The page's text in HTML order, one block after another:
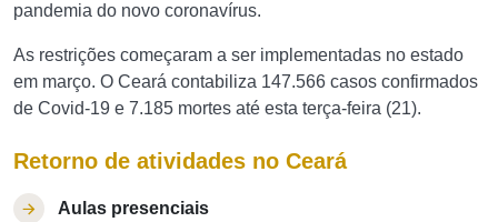
pandemia do novo coronavírus.
As restrições começaram a ser implementadas no estado
em março. O Ceará contabiliza 147.566 casos confirmados
de Covid-19 e 7.185 mortes até esta terça-feira (21).
Retorno de atividades no Ceará
Aulas presenciais